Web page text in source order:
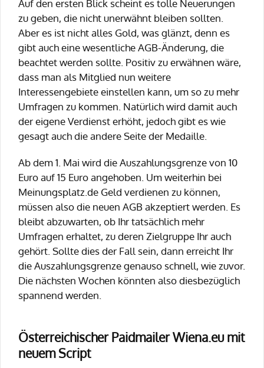
Auf den ersten Blick scheint es tolle Neuerungen
zu geben, die nicht unerwähnt bleiben sollten.
Aber es ist nicht alles Gold, was glänzt, denn es
gibt auch eine wesentliche AGB-Änderung, die
beachtet werden sollte. Positiv zu erwähnen wäre,
dass man als Mitglied nun weitere
Interessengebiete einstellen kann, um so zu mehr
Umfragen zu kommen. Natürlich wird damit auch
der eigene Verdienst erhöht, jedoch gibt es wie
gesagt auch die andere Seite der Medaille.
Ab dem 1. Mai wird die Auszahlungsgrenze von 10
Euro auf 15 Euro angehoben. Um weiterhin bei
Meinungsplatz.de Geld verdienen zu können,
müssen also die neuen AGB akzeptiert werden. Es
bleibt abzuwarten, ob Ihr tatsächlich mehr
Umfragen erhaltet, zu deren Zielgruppe Ihr auch
gehört. Sollte dies der Fall sein, dann erreicht Ihr
die Auszahlungsgrenze genauso schnell, wie zuvor.
Die nächsten Wochen könnten also diesbezüglich
spannend werden.
Österreichischer Paidmailer Wiena.eu mit
neuem Script